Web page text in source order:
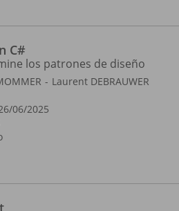
C#
los patrones de diseño
Laurent DEBRAUWER
06/2025